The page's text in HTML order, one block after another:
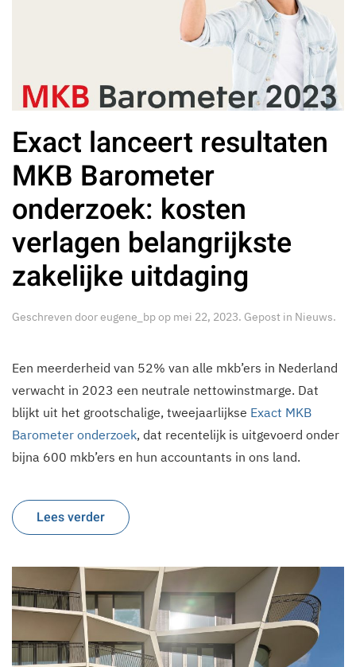
Exact lanceert resultaten
MKB Barometer
onderzoek: kosten
verlagen belangrijkste
zakelijke uitdaging
Geschreven dooreugene_bpop mei 22, 2023. Gepost in Nieuws.
Een meerderheid van 52% van alle mkb’ers in Nederland
verwacht in 2023 een neutrale nettowinstmarge. Dat
blijkt uit het grootschalige, tweejaarlijkse Exact MKB
Barometer onderzoek, dat recentelijk is uitgevoerd onder
bijna 600 mkb’ers en hun accountants in ons land.
Lees verder